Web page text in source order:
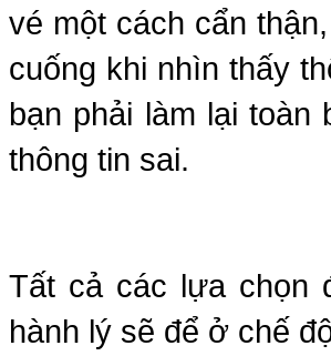
vé một cách cẩn
cuống khi nhìn thấy
bạn phải làm lại
thông tin sai.
Tất cả các lựa chọn
hành lý sẽ để ở chế